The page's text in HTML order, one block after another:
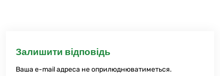
Залишити відповідь
Ваша e-mail адреса не оприлюднюватиметься.